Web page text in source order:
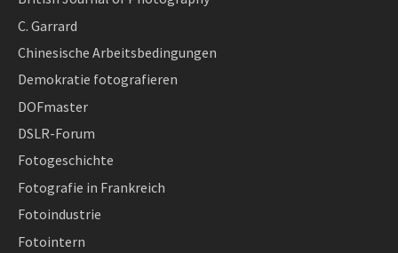
C. Garrard
Chinesische Arbeitsbedingungen
Demokratie fotografieren
DOFmaster
DSLR-Forum
Fotogeschichte
Fotografie in Frankreich
Fotoindustrie
Fotointern